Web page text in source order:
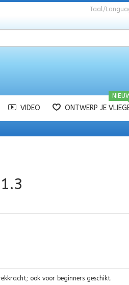
Taal/
VIDEO ONTWERP JE
ook voor beginners geschikt